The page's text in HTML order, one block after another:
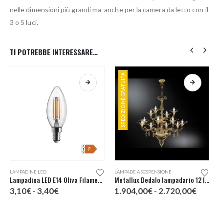
nelle dimensioni più grandi ma anche per la camera da letto con il
3 o 5 luci.
TI POTREBBE INTERESSARE…
LAMPADINE LED
Lampadina LED E14 Oliva Filamento
3,10€ - 3,40€Fascia
SPEDIZIONE GRATUITA
Questo prodotto ha più varianti. Le opzioni possono essere scelte nella pagina del prodotto
LAMPADE A SOSPENSIONE
Metallux Dedalo lampadario 12 luci
1.904,00€ - 2.720,00€Fascia